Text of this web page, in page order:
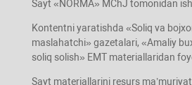
Sayt «NORMA» MChJ tomonidan
Kontentni yaratishda «Soliq va
maslahatchi» gazetalari, «Amaliy
soliq solish» EMT materiallaridan
Sayt materiallarini resurs